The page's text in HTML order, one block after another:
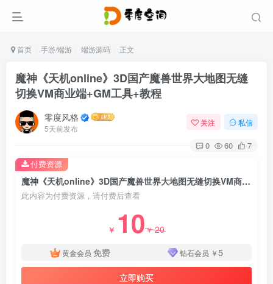
首页 手游/端游 端游源码 正文
魔神《天机online》3D国产魔兽世界大地图无缝
切换VM商业端+GM工具+教程
零度风格
5天前发布
关注 私信
0 60 7
魔神《天机online》3D国产魔兽世界大地图无缝切换VM商业端+GM工具+教程
此内容为付费资源，请付费后查看
￥ 10￥20
黄金会员 免费 钻石会员 ￥5
立即购买
付费资源